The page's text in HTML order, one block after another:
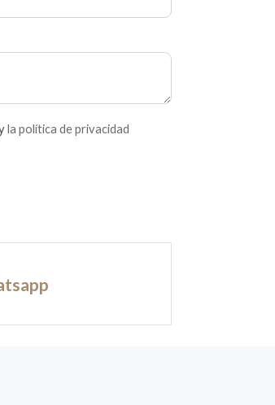
la política de privacidad